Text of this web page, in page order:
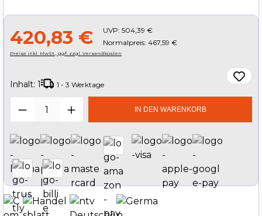
420,83 € UVP: 504,39 €
Normalpreis: 467,59 €
Preise inkl. MwSt., ggf. zzgl. Versandkosten
Inhalt: 1 1 - 3 Werktage
Produkt Anzahl: Gib denIN DEN WARENKORB